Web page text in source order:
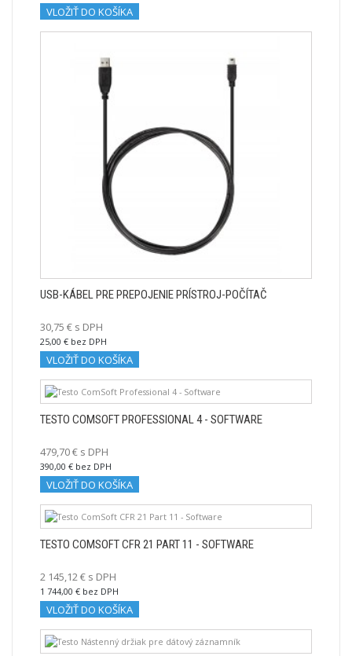
VLOŽIŤ DO KOŠÍKA
USB-KÁBEL PRE PREPOJENIE PRÍSTROJ-POČÍTAČ
30,75 € s DPH
25,00 € bez DPH
VLOŽIŤ DO KOŠÍKA
TESTO COMSOFT PROFESSIONAL 4 - SOFTWARE
479,70 € s DPH
390,00 € bez DPH
VLOŽIŤ DO KOŠÍKA
TESTO COMSOFT CFR 21 PART 11 - SOFTWARE
2 145,12 € s DPH
1 744,00 € bez DPH
VLOŽIŤ DO KOŠÍKA